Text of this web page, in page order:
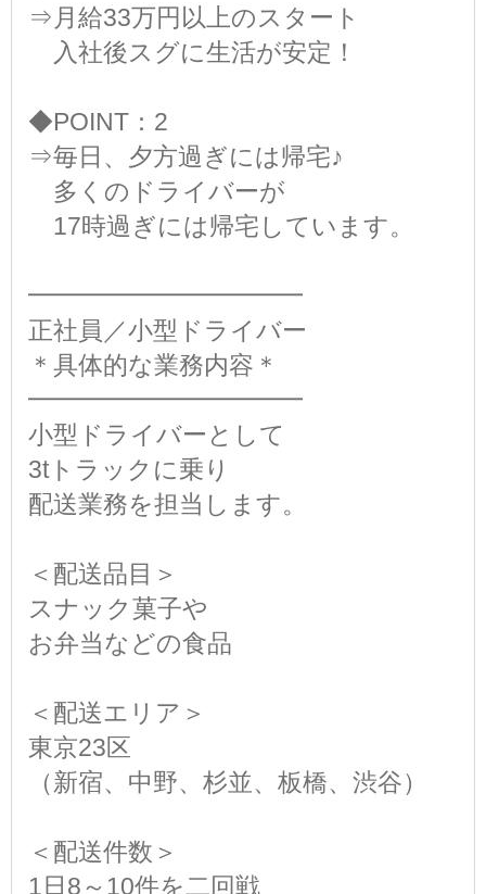
⇒月給33万円以上のスタート
入社後スグに生活が安定！
◆POINT：2
⇒毎日、夕方過ぎには帰宅♪
多くのドライバーが
17時過ぎには帰宅しています。
━━━━━━━━━━━
正社員／小型ドライバー
＊具体的な業務内容＊
━━━━━━━━━━━
小型ドライバーとして
3tトラックに乗り
配送業務を担当します。
＜配送品目＞
スナック菓子や
お弁当などの食品
＜配送エリア＞
東京23区
（新宿、中野、杉並、板橋、渋谷）
＜配送件数＞
1日8～10件を二回戦